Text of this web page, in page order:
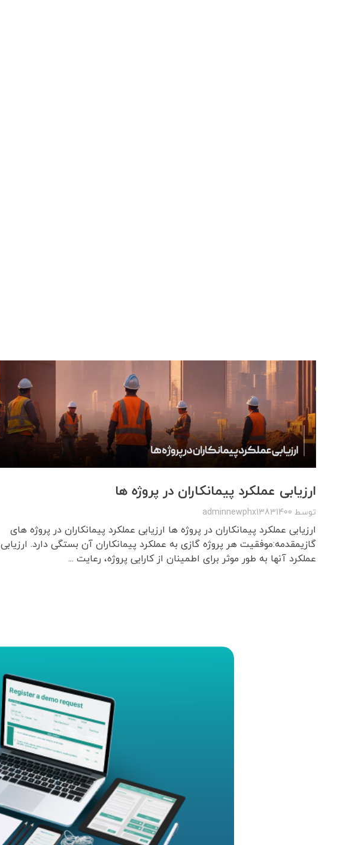
ارزیابی عملکرد پیمانکاران در پروژه ها
توسط adminnewphx13831400
ارزیابی عملکرد پیمانکاران در پروژه ها ارزیابی عملکرد پیمانکاران در پروژه های
گازیمقدمه:موفقیت هر پروژه گازی به عملکرد پیمانکاران آن بستگی دارد. ارزیابی
عملکرد آنها به طور موثر برای اطمینان از کارایی پروژه، رعایت ...